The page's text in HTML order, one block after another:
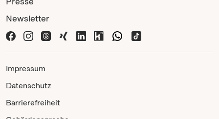
Newsletter
Impressum
Datenschutz
Barrierefreiheit